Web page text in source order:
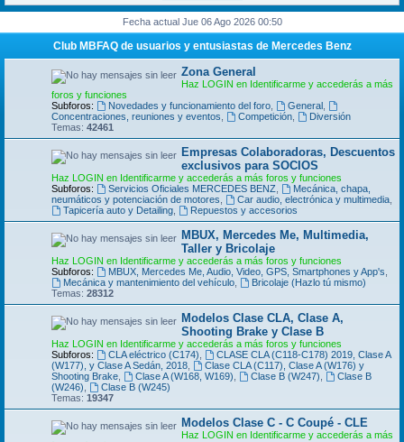
Fecha actual Jue 06 Ago 2026 00:50
Club MBFAQ de usuarios y entusiastas de Mercedes Benz
Zona General
Haz LOGIN en Identificarme y accederás a más
foros y funciones
Subforos:
Novedades y funcionamiento del foro, General,
Concentraciones, reuniones y eventos
Competición,
Diversión
Temas: 42461
Empresas Colaboradoras, Descuentos
exclusivos para SOCIOS
Haz LOGIN en Identificarme y accederás a más foros y funciones
Subforos:
Servicios Oficiales MERCEDES BENZ
Mecánica, chapa,
neumáticos y potenciación de motores
Car audio, electrónica y multimedia,
Tapicería auto y Detailing, Repuestos y accesorios
MBUX, Mercedes Me, Multimedia,
Taller y Bricolaje
Haz LOGIN en Identificarme y accederás a más foros y funciones
Subforos:
MBUX, Mercedes Me, Audio, Video, GPS, Smartphones y App's
Mecánica y mantenimiento del vehículo,
Bricolaje (Hazlo tú mismo)
Temas: 28312
Modelos Clase CLA, Clase A,
Shooting Brake y Clase B
Haz LOGIN en Identificarme y accederás a más foros y funciones
Subforos:
CLA eléctrico (C174)
CLASE CLA (C118-C178) 2019, Clase A
(W177), y Clase A Sedán, 2018
Clase CLA (C117), Clase A (W176) y
Shooting Brake
Clase A (W168, W169) Clase B (W247)
Clase B
(W246)
Clase B (W245)
Temas: 19347
Modelos Clase C - C Coupé - CLE
Haz LOGIN en Identificarme y accederás a más